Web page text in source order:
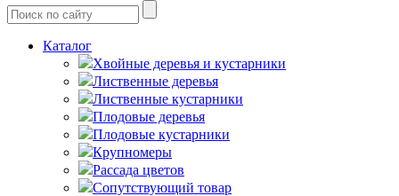
Каталог
Хвойные деревья и кустарники
Лиственные деревья
Лиственные кустарники
Плодовые деревья
Плодовые кустарники
Крупномеры
Рассада цветов
Сопутствующий товар